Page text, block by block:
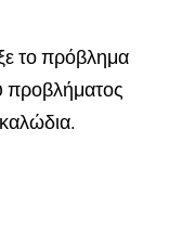
το πρόβλημα
προβλήματος